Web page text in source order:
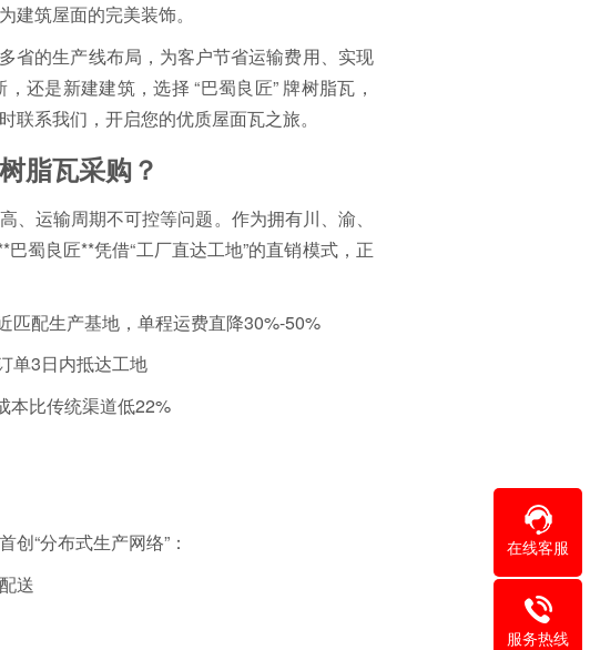
筑屋面的完美装饰。
省的生产线布局，为客户节省运输费用、实现
还是新建建筑，选择 “巴蜀良匠” 牌树脂瓦，
系我们，开启您的优质屋面瓦之旅。
脂瓦采购？
运输周期不可控等问题。作为拥有川、渝、
蜀良匠**凭借“工厂直达工地”的直销模式，正
匹配生产基地，单程运费直降30%-50%
单3日内抵达工地
本比传统渠道低22%
“分布式生产网络”：
送
在线客服
服务热线